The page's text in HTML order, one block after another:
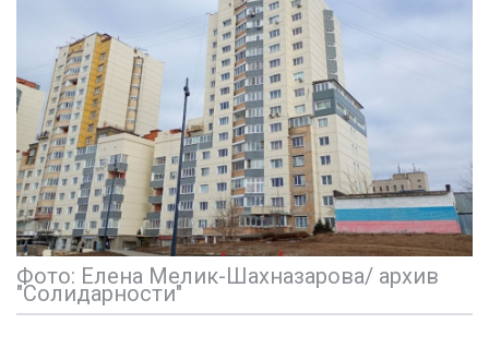
Фото: Елена Мелик-Шахназарова/ архив
"Солидарности"